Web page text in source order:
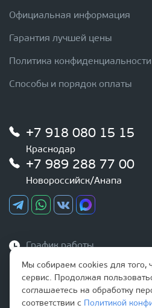
Официальная информация
Гарантия лучшей цены
Политика конфиденциальности
Способы и порядок оплаты
+7 918 080 15 15
Краснодар
+7 989 288 77 00
Новороссийск/Анапа
График работы
с 9:00 до 20:00
Наша почта
Мы собираем cookies для того,
сервис. Продолжая
соглашаетесь на обработку
соответствии с
Политикой